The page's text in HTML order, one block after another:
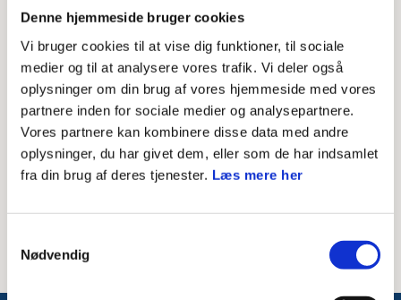
Denne hjemmeside bruger cookies
Vi bruger cookies til at vise dig funktioner, til sociale
medier og til at analysere vores trafik. Vi deler også
oplysninger om din brug af vores hjemmeside med vores
partnere inden for sociale medier og analysepartnere.
Vores partnere kan kombinere disse data med andre
oplysninger, du har givet dem, eller som de har indsamlet
fra din brug af deres tjenester. Læs mere her
Nødvendig
Skriv modtagerens mailadresse
Besked til modtager